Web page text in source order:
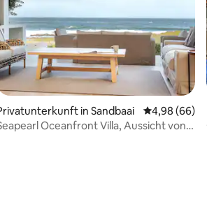
Bewertung: 4,97 von 5, 176
in Sandbaai
4,98 (66)
Oceanfront Villa, Aussicht von